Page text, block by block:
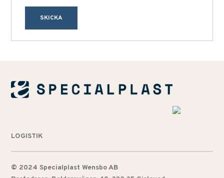
SKICKA
LOGISTIK
© 2024 Specialplast Wensbo AB